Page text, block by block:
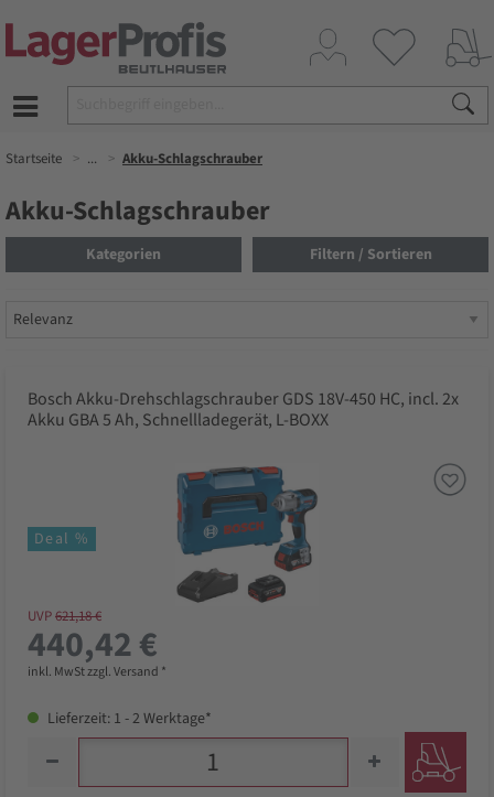
Startseite ... Akku-Schlagschrauber
Akku-Schlagschrauber
Kategorien Filtern / Sortieren
Bosch Akku-Drehschlagschrauber GDS 18V-450 HC, incl. 2x
Akku GBA 5 Ah, Schnellladegerät, L-BOXX
Deal %
UVP621,18 €
440,42 €
inkl. MwSt zzgl. Versand *
Lieferzeit: 1 - 2 Werktage*